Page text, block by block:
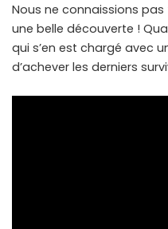
Nous ne connaissions
une belle découverte !
qui s’en est chargé avec
d’achever les derniers